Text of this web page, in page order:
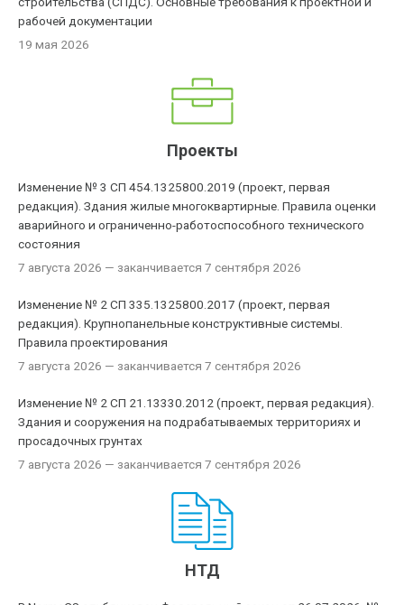
рабочей документации
19 мая 2026
Проекты
Изменение № 3 СП 454.1325800.2019 (проект, первая
редакция). Здания жилые многоквартирные. Правила оценки
аварийного и ограниченно-работоспособного технического
состояния
7 августа 2026 — заканчивается 7 сентября 2026
Изменение № 2 СП 335.1325800.2017 (проект, первая
редакция). Крупнопанельные конструктивные системы.
Правила проектирования
7 августа 2026 — заканчивается 7 сентября 2026
Изменение № 2 СП 21.13330.2012 (проект, первая редакция).
Здания и сооружения на подрабатываемых территориях и
просадочных грунтах
7 августа 2026 — заканчивается 7 сентября 2026
НТД